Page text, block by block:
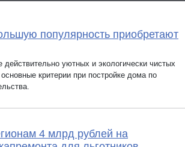
популярность приобретают
уютных и экологически чистых
критерии при постройке дома по
4 млрд рублей на